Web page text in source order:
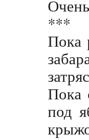
***
Пока
Пока
под